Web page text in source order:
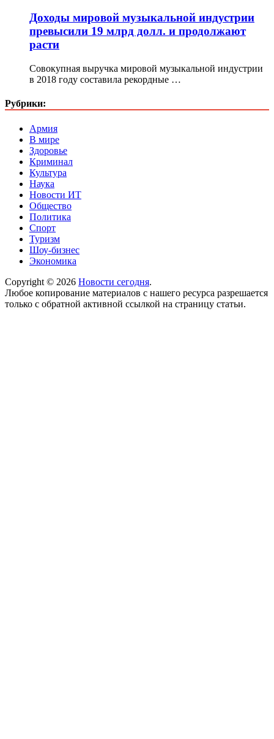
Доходы мировой музыкальной индустрии
превысили 19 млрд долл. и продолжают
расти
Совокупная выручка мировой музыкальной индустрии
в 2018 году составила рекордные …
Рубрики:
Армия
В мире
Здоровье
Криминал
Культура
Наука
Новости ИТ
Общество
Политика
Спорт
Туризм
Шоу-бизнес
Экономика
Copyright © 2026 Новости сегодня.
Любое копирование материалов с нашего ресурса разрешается
только с обратной активной ссылкой на страницу статьи.